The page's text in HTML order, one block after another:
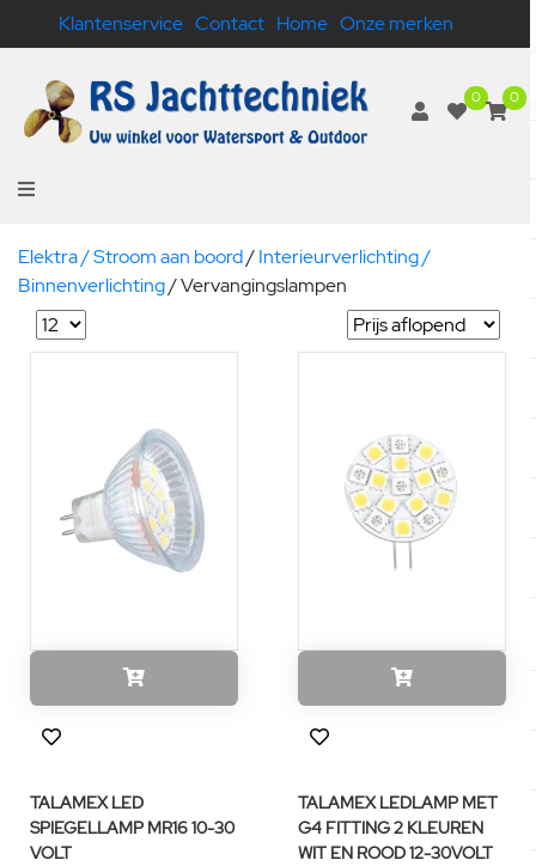
Klantenservice Contact Home Onze merken
0 0
Elektra / Stroom aan boord/Interieurverlichting /
Binnenverlichting/Vervangingslampen
TALAMEX LED
SPIEGELLAMP MR16 10-30
VOLT
TALAMEX LEDLAMP MET
G4 FITTING 2 KLEUREN
WIT EN ROOD 12-30VOLT